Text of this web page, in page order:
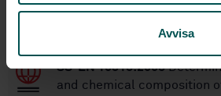
Avvisa
Wheel-rail contact
Definitions and methods for
SS-EN 10318:2005
and chemical composition